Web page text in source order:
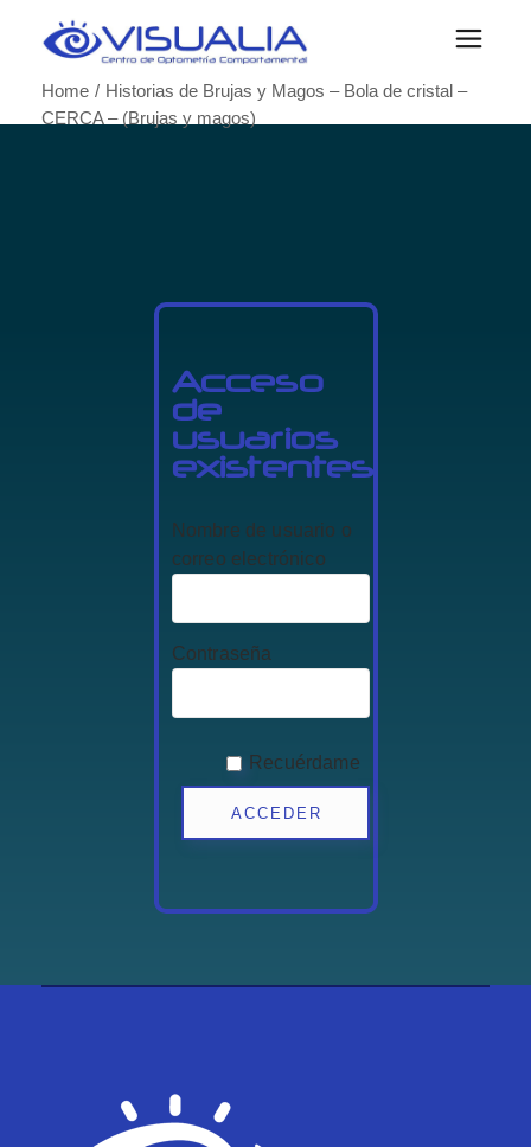
Home
Historias de Brujas y Magos – Bola de cristal –
CERCA – (Brujas y magos)
Acceso
de
usuarios
existentes
Nombre de usuario o
correo electrónico
Contraseña
Recuérdame